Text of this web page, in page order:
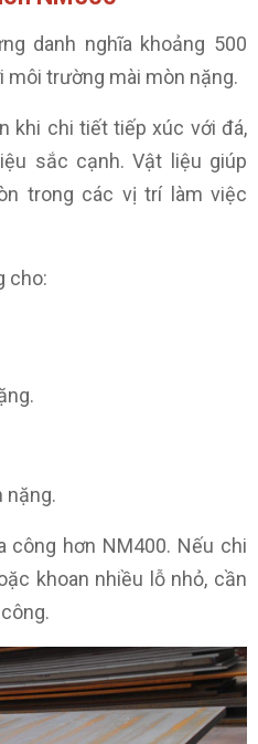
danh nghĩa khoảng 500
môi trường mài mòn nặng.
khi chi tiết tiếp xúc với đá,
sắc cạnh. Vật liệu giúp
trong các vị trí làm việc
cho:
nặng.
công hơn NM400. Nếu chi
khoan nhiều lỗ nhỏ, cần